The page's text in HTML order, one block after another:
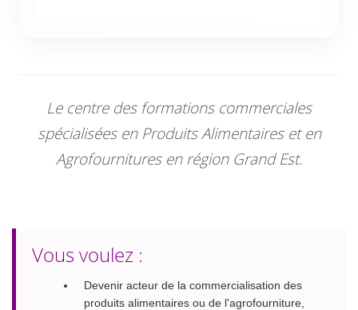
Le centre des formations commerciales
spécialisées en Produits Alimentaires et en
Agrofournitures en région Grand Est.
Vous voulez :
Devenir acteur de la commercialisation des
produits alimentaires ou de l'agrofourniture,